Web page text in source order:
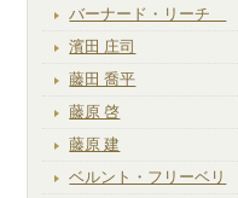
バーナード・リーチ
濱田 庄司
藤田 喬平
藤原 啓
藤原 建
ベルント・フリーベリ